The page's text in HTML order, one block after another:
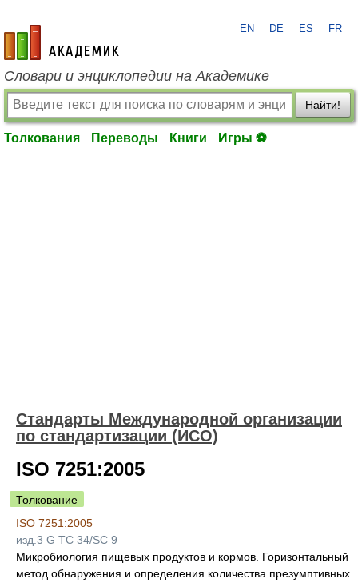
academic.ru
EN DE ES FR
Словари и энциклопедии на Академике
Найти!
Толкования Переводы Книги Игры ⚽
Стандарты Международной организации
по стандартизации (ИСО)
ISO 7251:2005
Толкование
ISO 7251:2005
изд.3 G TC 34/SC 9
Микробиология пищевых продуктов и кормов. Горизонтальный
метод обнаружения и определения количества презумптивных